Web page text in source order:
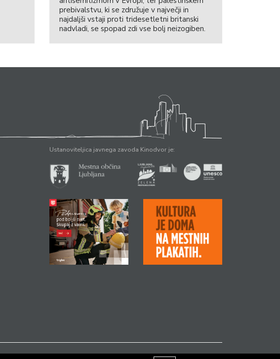
prebivalstvu, ki se združuje v največji in
najdaljši vstaji proti tridesetletni britanski
nadvladi, se spopad zdi vse bolj neizogiben.
Ustanoviteljica javnega zavoda Kinodvor je: